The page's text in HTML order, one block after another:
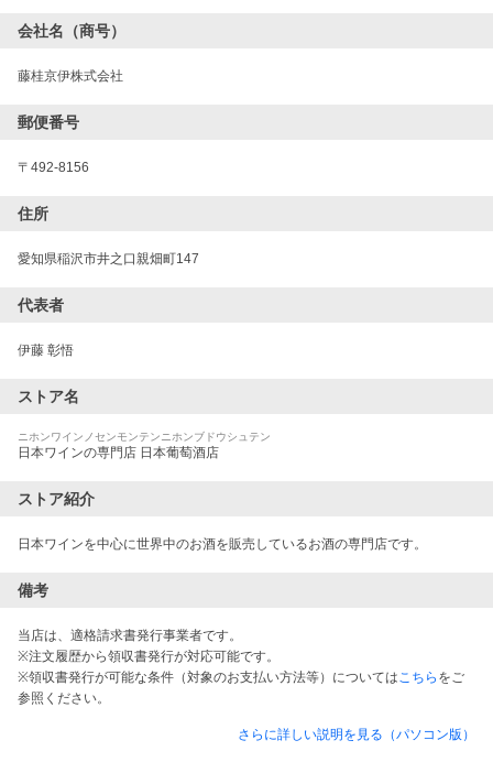
会社名（商号）
藤桂京伊株式会社
郵便番号
〒 492-8156
住所
愛知県稲沢市井之口親畑町147
代表者
伊藤 彰悟
ストア名
ニホンワインノセンモンテンニホンブドウシュテン
日本ワインの専門店 日本葡萄酒店
ストア紹介
日本ワインを中心に世界中のお酒を販売しているお酒の専門店です。
備考
当店は、適格請求書発行事業者です。
※注文履歴から領収書発行が対応可能です。
※領収書発行が可能な条件（対象のお支払い方法等）については こちら をご
参照ください。
さらに詳しい説明を見る（パソコン版）